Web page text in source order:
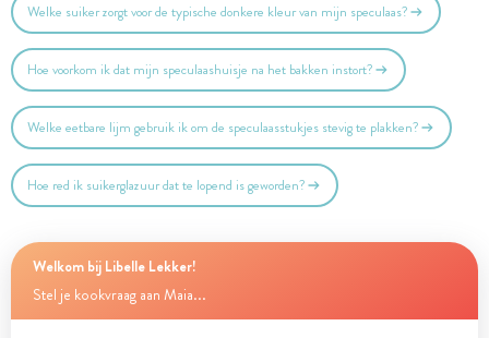
Welke suiker zorgt voor de typische donkere kleur van mijn speculaas?
Hoe voorkom ik dat mijn speculaashuisje na het bakken instort?
Welke eetbare lijm gebruik ik om de speculaasstukjes stevig te plakken?
Hoe red ik suikerglazuur dat te lopend is geworden?
Welkom bij Libelle Lekker!
Stel je kookvraag aan Maia...